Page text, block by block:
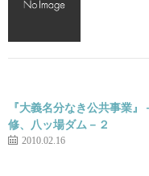
『大義名分なき公共事業
修、八ッ場ダム－２
2010.02.16